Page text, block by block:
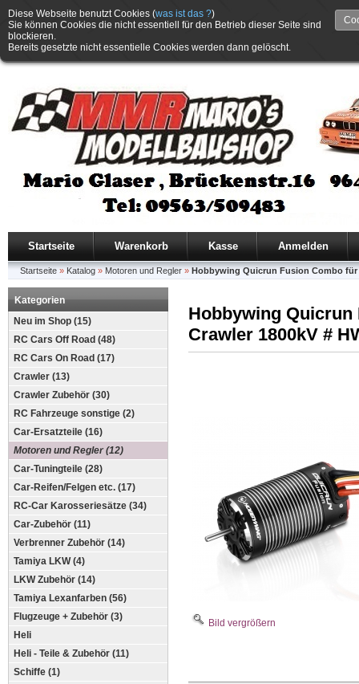
Diese Webseite benutzt Cookies (was ist das ?)
Sie können Cookies die nicht essentiell für den Betrieb dieser Seite sind
blockieren.
Bereits gesetzte nicht essentielle Cookies werden dann gelöscht.
Startseite Warenkorb Kasse Anmelden
Startseite » Katalog » Motoren und Regler » Hobbywing Quicrun Fusion Combo für
Kategorien
Neu im Shop (15)
RC Cars Off Road (48)
RC Cars On Road (17)
Crawler (13)
Crawler Zubehör (30)
RC Fahrzeuge sonstige (2)
Car-Ersatzteile (16)
Motoren und Regler (12)
Car-Tuningteile (28)
Car-Reifen/Felgen etc. (17)
RC-Car Karosseriesätze (34)
Car-Zubehör (11)
Verbrenner Zubehör (14)
Tamiya LKW (4)
LKW Zubehör (14)
Tamiya Lexanfarben (56)
Flugzeuge + Zubehör (3)
Heli
Heli - Teile & Zubehör (11)
Schiffe (1)
Hobbywing
Crawler 1800kV #
Bild vergrößern